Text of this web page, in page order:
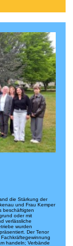
die Stärkung der
und Frau Kemper
beschäftigten
oder mit
verlässliche
wurden
Der Tenor
handeln; Verbände